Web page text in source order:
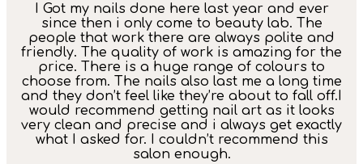
I Got my nails done here last year and ever
since then i only come to beauty lab. The
people that work there are always polite and
friendly. The quality of work is amazing for the
price. There is a huge range of colours to
choose from. The nails also last me a long time
and they don’t feel like they’re about to fall off.I
would recommend getting nail art as it looks
very clean and precise and i always get exactly
what I asked for. I couldn’t recommend this
salon enough.